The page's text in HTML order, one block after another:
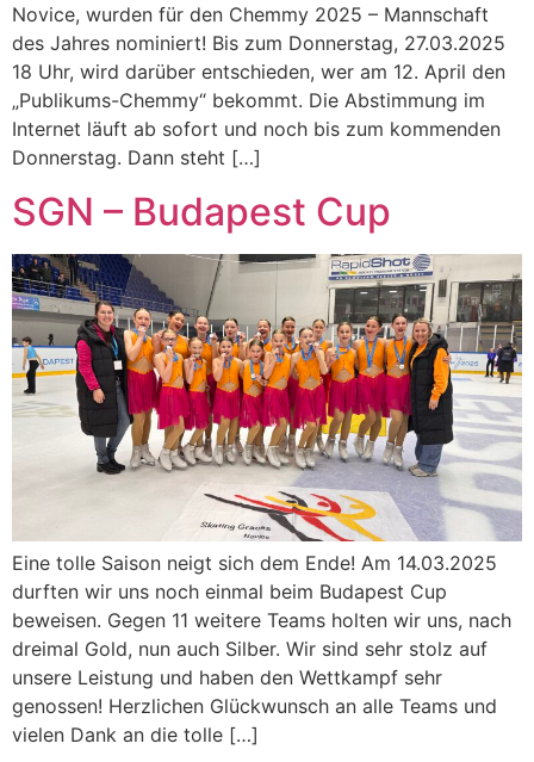
Novice, wurden für den Chemmy 2025 – Mannschaft
des Jahres nominiert! Bis zum Donnerstag, 27.03.2025
18 Uhr, wird darüber entschieden, wer am 12. April den
„Publikums-Chemmy“ bekommt. Die Abstimmung im
Internet läuft ab sofort und noch bis zum kommenden
Donnerstag. Dann steht […]
SGN – Budapest Cup
Eine tolle Saison neigt sich dem Ende! Am 14.03.2025
durften wir uns noch einmal beim Budapest Cup
beweisen. Gegen 11 weitere Teams holten wir uns, nach
dreimal Gold, nun auch Silber. Wir sind sehr stolz auf
unsere Leistung und haben den Wettkampf sehr
genossen! Herzlichen Glückwunsch an alle Teams und
vielen Dank an die tolle […]